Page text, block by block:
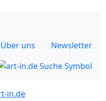
Über uns Newsletter